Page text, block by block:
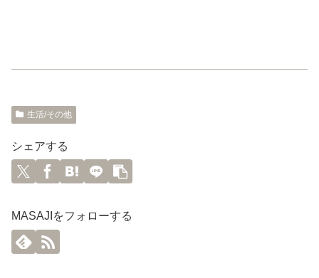
生活/その他
シェアする
MASAJIをフォローする